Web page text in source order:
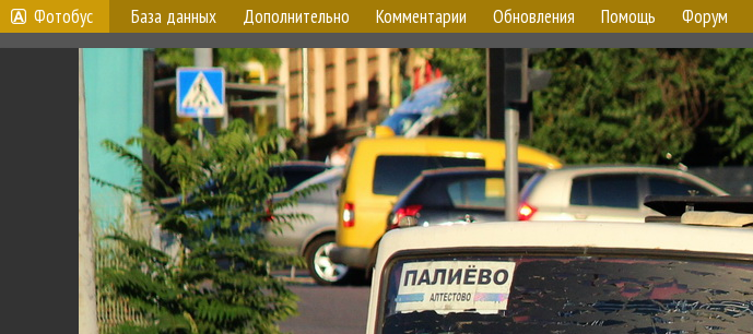
Фотобус База данных Дополнительно Комментарии Обновления Помощь Форум